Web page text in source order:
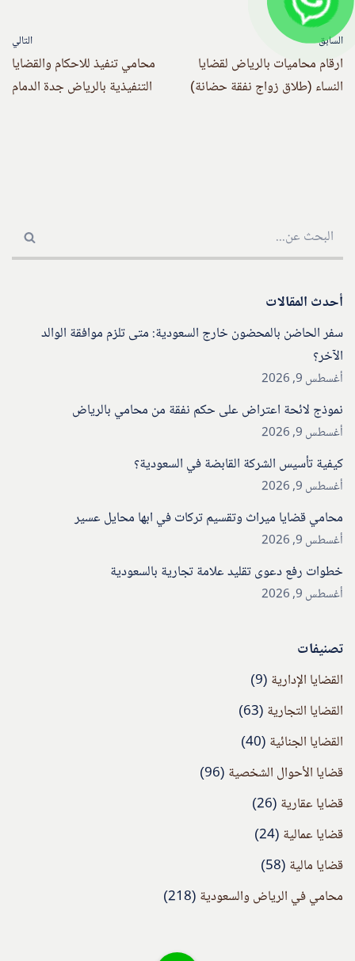
السابق
ارقام محاميات بالرياض لقضايا
النساء (طلاق زواج نفقة حضانة)
التالي
محامي تنفيذ للاحكام والقضايا
التنفيذية بالرياض جدة الدمام
أحدث المقالات
سفر الحاضن بالمحضون خارج السعودية: متى تلزم موافقة الوالد
الآخر؟
أغسطس 9, 2026
نموذج لائحة اعتراض على حكم نفقة من محامي بالرياض
أغسطس 9, 2026
كيفية تأسيس الشركة القابضة في السعودية؟
أغسطس 9, 2026
محامي قضايا ميراث وتقسيم تركات في ابها محايل عسير
أغسطس 9, 2026
خطوات رفع دعوى تقليد علامة تجارية بالسعودية
أغسطس 9, 2026
تصنيفات
القضايا الإدارية (9)
القضايا التجارية (63)
القضايا الجنائية (40)
قضايا الأحوال الشخصية (96)
قضايا عقارية (26)
قضايا عمالية (24)
قضايا مالية (58)
محامي في الرياض والسعودية (218)